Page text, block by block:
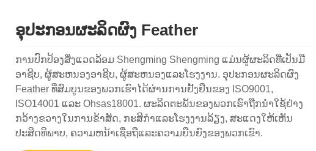
ອຸປະກອນຜະລິດຜົງ Feather
ການປົກປ້ອງສິ່ງແວດລ້ອມ Shengming Shengming ແມ່ນຜູ້ຜະລິດທີ່ເປັນມື
ອາຊີບ, ຜູ້ສະຫນອງອາຊີບ, ຜູ້ສະຫນອງແລະໂຮງງານ. ອຸປະກອນຜະລິດຜົງ
Feather ທີ່ສົມບູນຂອງພວກເຮົາໄດ້ຜ່ານການຢັ້ງຢືນຂອງ ISO9001,
ISO14001 ແລະ Ohsas18001. ຜະລິດຕະພັນຂອງພວກເຮົາຖືກນໍາໃຊ້ຢ່າງ
ກວ້າງຂວາງໃນການຂ້າສັດ, ກະສິກໍາແລະໂຮງງານລ້ຽງ, ສະແດງໃຫ້ເຫັນ
ປະສິດທິພາບ, ຄວາມຫນ້າເຊື່ອຖືແລະຄວາມຍືນຍົງຂອງພວກເຂົາ.